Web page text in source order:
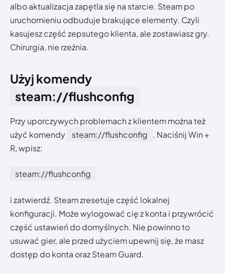
albo aktualizacja zapętla się na starcie. Steam po
uruchomieniu odbuduje brakujące elementy. Czyli
kasujesz część zepsutego klienta, ale zostawiasz gry.
Chirurgia, nie rzeźnia.
Użyj komendy
steam://flushconfig
Przy uporczywych problemach z klientem można też
użyć komendy
steam://flushconfig . Naciśnij Win +
R, wpisz:
steam://flushconfig
i zatwierdź. Steam zresetuje część lokalnej
konfiguracji. Może wylogować cię z konta i przywrócić
część ustawień do domyślnych. Nie powinno to
usuwać gier, ale przed użyciem upewnij się, że masz
dostęp do konta oraz Steam Guard.